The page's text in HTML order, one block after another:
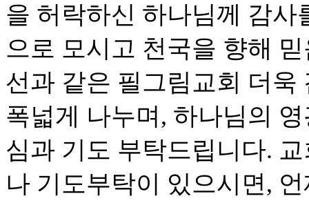
을 허락하신 하나님께 감
으로 모시고 천국을 향해
선과 같은 필그림교회 더
폭넓게 나누며, 하나님의
심과 기도 부탁드립니다.
나 기도부탁이 있으시면,